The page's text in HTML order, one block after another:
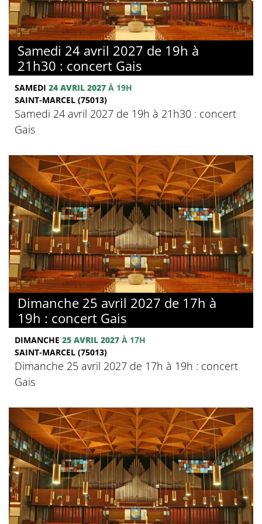
Samedi 24 avril 2027 de 19h à
21h30 : concert Gais
SAMEDI 24 AVRIL 2027 À 19H
SAINT-MARCEL (75013)
Samedi 24 avril 2027 de 19h à 21h30 : concert
Gais
Dimanche 25 avril 2027 de 17h à
19h : concert Gais
DIMANCHE 25 AVRIL 2027 À 17H
SAINT-MARCEL (75013)
Dimanche 25 avril 2027 de 17h à 19h : concert
Gais